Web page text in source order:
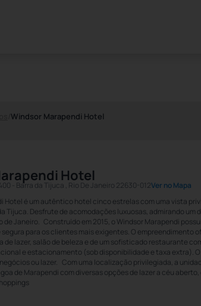
Windsor Marapendi Hotel
Hotel
- Barra da Tijuca , Rio De Janeiro 22630-012Ver no Mapa
Hotel é um autêntico hotel cinco estrelas com uma vista
Tijuca. Desfrute de acomodações luxuosas, admirando um
de Janeiro. Construído em 2015, o Windsor Marapendi
para os clientes mais exigentes. O empreendimento
de lazer, salão de beleza e de um sofisticado restaurante
e estacionamento (sob disponibilidade e taxa extra).
ou lazer. Com uma localização privilegiada, a
de Marapendi com diversas opções de lazer a céu aberto,